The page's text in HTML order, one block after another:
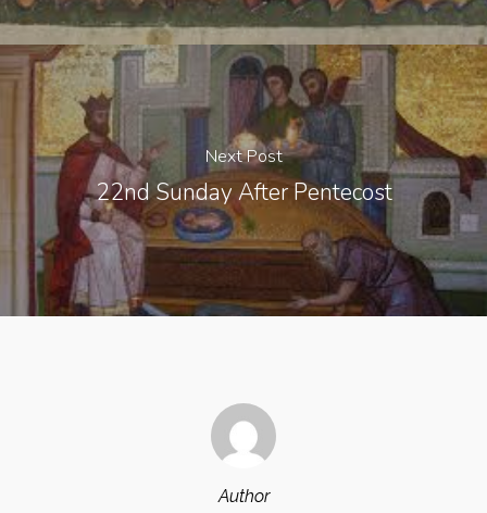
Next Post
22nd Sunday After Pentecost
Author